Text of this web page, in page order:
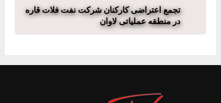
تجمع اعتراضی کارکنان شرکت نفت فلات قاره
در منطقه عملیاتی لاوان